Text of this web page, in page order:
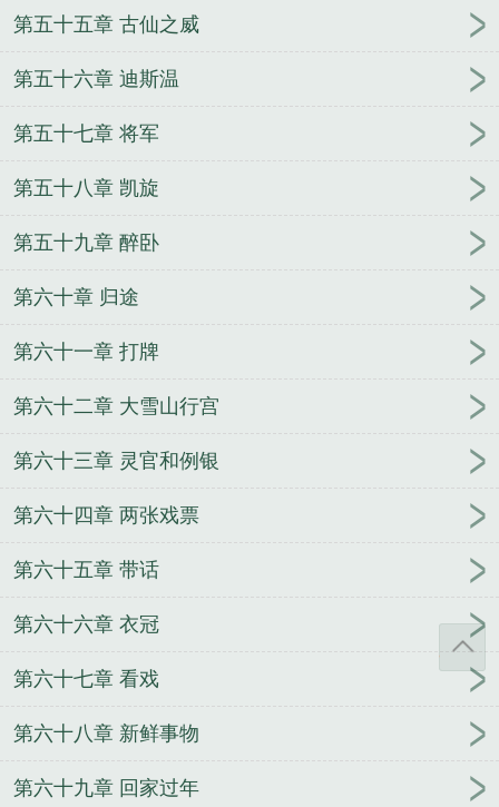
第五十五章 古仙之威
第五十六章 迪斯温
第五十七章 将军
第五十八章 凯旋
第五十九章 醉卧
第六十章 归途
第六十一章 打牌
第六十二章 大雪山行宫
第六十三章 灵官和例银
第六十四章 两张戏票
第六十五章 带话
第六十六章 衣冠
第六十七章 看戏
第六十八章 新鲜事物
第六十九章 回家过年